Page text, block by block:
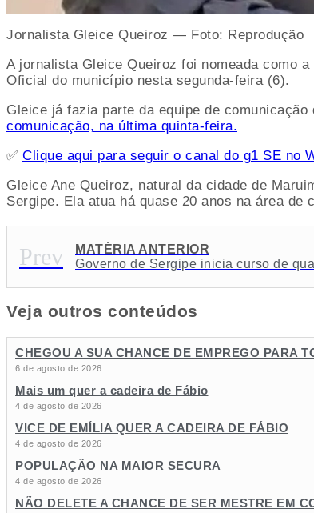
Jornalista Gleice Queiroz — Foto: Reprodução
A jornalista Gleice Queiroz foi nomeada como
Oficial do município nesta segunda-feira (6).
Gleice já fazia parte da equipe de
comunicação, na última quinta-feira.
✅ Clique aqui para seguir o canal do g1 SE no
Gleice Ane Queiroz, natural da cidade de
Sergipe. Ela atua há quase 20 anos na área
Prev
MATÉRIA ANTERIOR
Veja outros conteúdos
CHEGOU A SUA CHANCE DE EMPREGO PARA
6 de agosto de 2026
Mais um quer a cadeira de Fábio
4 de agosto de 2026
VICE DE EMÍLIA QUER A CADEIRA DE FÁBIO
4 de agosto de 2026
POPULAÇÃO NA MAIOR SECURA
4 de agosto de 2026
NÃO DELETE A CHANCE DE SER MESTRE EM